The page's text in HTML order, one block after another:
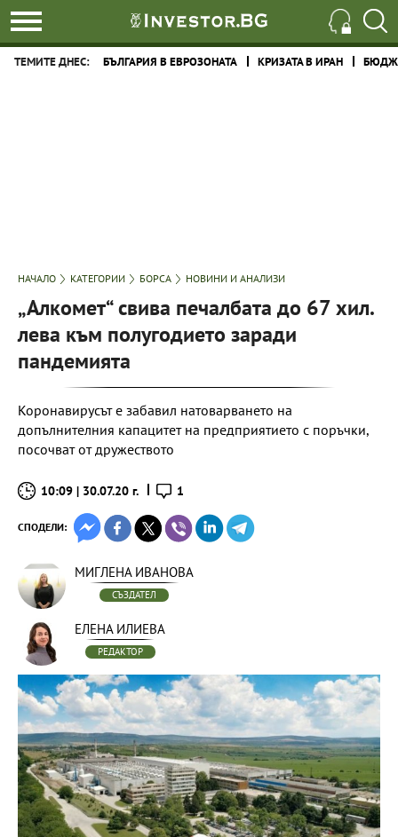
ТЕМИТЕ ДНЕС: БЪЛГАРИЯ В ЕВРОЗОНАТА КРИЗАТА В ИРАН
НАЧАЛО КАТЕГОРИИ БОРСА НОВИНИ И АНАЛИЗИ
„Алкомет“ свива печалбата до 67 хил.
лева към полугодието заради
пандемията
Коронавирусът е забавил натоварването на
допълнителния капацитет на предприятието с поръчки,
посочват от дружеството
10:09 | 30.07.20 г. 1
СПОДЕЛИ:
МИГЛЕНА ИВАНОВА
СЪЗДАТЕЛ
ЕЛЕНА ИЛИЕВА
РЕДАКТОР